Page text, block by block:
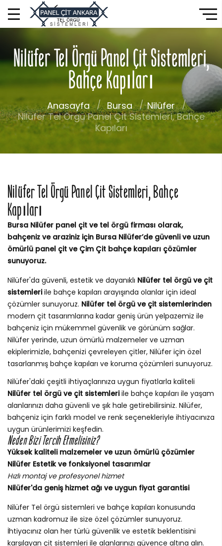
Nilüfer Tel Örgü Panel Çit Sistemleri,
Bahçe Kapıları
Anasayfa Bursa
Nilüfer
Nilüfer Tel Örgü Panel Çit Sistemleri, Bahçe
Kapıları
Nilüfer Tel Örgü Panel Çit Sistemleri, Bahçe
Kapıları
Bursa Nilüfer panel çit ve tel örgü firması olarak,
bahçeniz ve araziniz için Bursa Nilüfer’de güvenli ve uzun
ömürlü panel çit ve Çim Çit bahçe kapıları çözümler
sunuyoruz.
Nilüfer'da güvenli, estetik ve dayanıklı Nilüfer tel örgü ve çit
sistemleriile bahçe kapıları arayışında olanlar için ideal
çözümler sunuyoruz. Nilüfer tel örgü ve çit sistemlerinden
modern çit tasarımlarına kadar geniş ürün yelpazemiz ile
bahçeniz için mükemmel güvenlik ve görünüm sağlar.
Nilüfer yerinde, uzun ömürlü malzemeler ve uzman
ekiplerimizle, bahçenizi çevreleyen çitler, Nilüfer için özel
tasarlanmış bahçe kapıları ve koruma çözümleri sunuyoruz.
Nilüfer'daki çeşitli ihtiyaçlarınıza uygun fiyatlarla kaliteli
Nilüfer tel örgü ve çit sistemleriile bahçe kapıları ile yaşam
alanlarınızı daha güvenli ve şık hale getirebilirsiniz. Nilüfer,
bahçeniz için farklı model ve renk seçenekleriyle ihtiyacınıza
uygun ürünlerimizi keşfedin.
Neden Bizi Tercih Etmelisiniz?
Yüksek kaliteli malzemeler ve uzun ömürlü çözümler
Nilüfer Estetik ve fonksiyonel tasarımlar
Hızlı montaj ve profesyonel hizmet
Nilüfer'da geniş hizmet ağı ve uygun fiyat garantisi
Nilüfer Tel örgü sistemleri ve bahçe kapıları konusunda
uzman kadromuz ile size özel çözümler sunuyoruz.
İhtiyacınız olan her türlü güvenlik ve estetik beklentisini
karşılayan çit sistemleri ile alanlarınızı güvence altına alın.